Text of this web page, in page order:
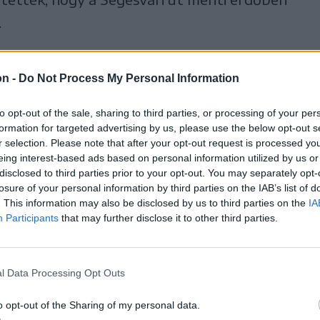
- Do Not Process My Personal Information
opt-out of the sale, sharing to third parties, or processing of your
for targeted advertising by us, please use the below opt-out
selection. Please note that after your opt-out request is processed
interest-based ads based on personal information utilized by us
to third parties prior to your opt-out. You may separately
of your personal information by third parties on the IAB’s list of
This information may also be disclosed by us to third parties on the
Participants that may further disclose it to other third parties.
Data Processing Opt Outs
opt-out of the Sharing of my personal data.
a gépkocsivezetőt, egy 74 éves,
kiérkezett mentősök megpróbálták
A sajtószóvivő szerint a férfi testén
nyomok, de a marosvásárhelyi
vitték, hogy kiderítsék a halál pontos okát.
emberölés ügyében indított